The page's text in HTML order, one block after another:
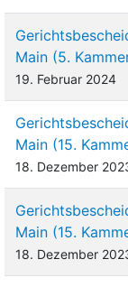
Main (5.
19. Februar 2024
Main (15.
18. Dezember
Main (15.
18. Dezember